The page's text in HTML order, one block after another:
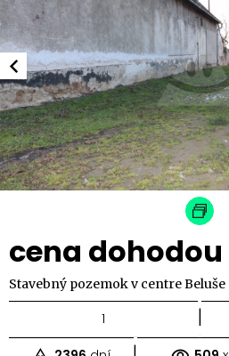
cena dohodou
Stavebný pozemok v centre Beluše
1 |